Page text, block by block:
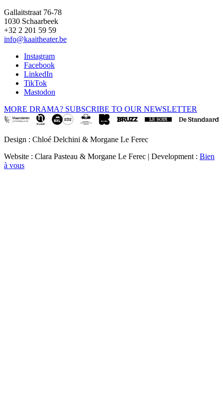
Gallaitstraat 76-78
1030 Schaarbeek
+32 2 201 59 59
info@kaaitheater.be
Instagram
Facebook
LinkedIn
TikTok
Mastodon
MORE DRAMA? SUBSCRIBE TO OUR NEWSLETTER
Design : Chloé Delchini & Morgane Le Ferec
Website : Clara Pasteau & Morgane Le Ferec | Development : Bien
à vous